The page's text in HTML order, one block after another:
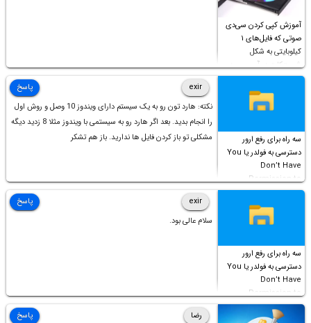
آموزش کپی کردن سی‌دی
صوتی که فایل‌های ۱
کیلوبایتی به شکل
شورت‌کات در آن موجود
است!
سه راه برای رفع ارور
دسترسی به فولدر یا You
Don’t Have
Permission to
Access this folder
exir
نکته: هارد تون رو به یک سیستم دارای ویندوز 10 وصل و روش اول
را انجام بدید. بعد اگر هارد رو به سیستمی با ویندوز مثلا 8 زدید دیگه
مشکلی تو باز کردن فایل ها ندارید. باز هم تشکر
پاسخ
سه راه برای رفع ارور
دسترسی به فولدر یا You
Don’t Have
Permission to
Access this folder
exir
سلام عالی بود.
پاسخ
رضا
پاسخ